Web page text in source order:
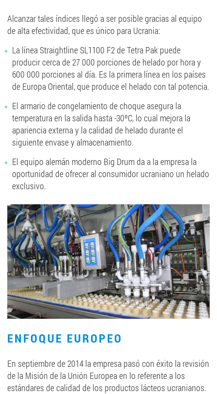
LLEGAR A SER SOCIO
0412 48 28 17
0412 42 29 23
Alcanzar tales índices llegó a ser posible gracias al equipo
de alta efectividad, que es único para Ucrania:
La línea Straightline SL1100 F2 de Tetra Pak puede
producir cerca de 27 000 porciones de helado por hora y
600 000 porciones al día. Es la primera línea en los países
de Europa Oriental, que produce el helado con tal potencia.
El armario de congelamiento de choque asegura la
temperatura en la salida hasta -30ºC, lo cual mejora la
apariencia externa y la calidad de helado durante el
siguiente envase y almacenamiento.
El equipo alemán moderno Big Drum da a la empresa la
oportunidad de ofrecer al consumidor ucraniano un helado
exclusivo.
ENFOQUE EUROPEO
En septiembre de 2014 la empresa pasó con éxito la revisión
de la Misión de la Unión Europea en lo referente a los
estándares de calidad de los productos lácteos ucranianos.